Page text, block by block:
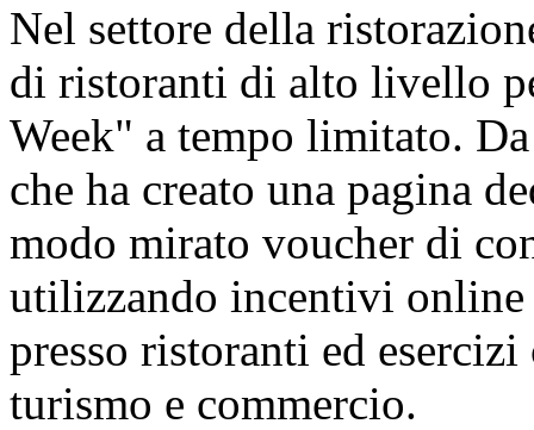
Nel settore della
di ristoranti di alto livello
Week" a tempo limitato.
che ha creato una pagina
modo mirato voucher di
utilizzando incentivi online
presso ristoranti ed
turismo e commercio.